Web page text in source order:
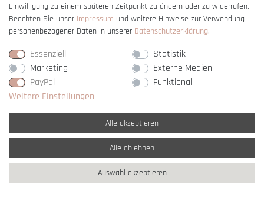
* Alle Preise verstehen sich inkl. gesetzl. MwSt. undzzgl. Versandkosten
** Nur innerhalb Deutschlands© copyright 2007-2026 Schmuck Krone / Alle
Rechte vorbehalten / powered bycreateyourtemplate
Einwilligung zu einem späteren Zeitpunkt zu ändern oder zu widerrufen.
Beachten Sie unser Impressum und weitere Hinweise zur Verwendung
personenbezogener Daten in unserer Daten­schutz­erklärung.
Essenziell
Statistik
Marketing
Externe Medien
PayPal
Funktional
Weitere Einstellungen
Alle akzeptieren
Alle ablehnen
Auswahl akzeptieren